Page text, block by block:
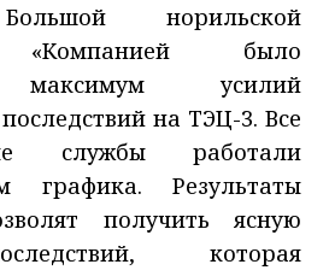
норильской
«Компанией было
максимум усилий
на ТЭЦ-3. Все
службы работали
графика. Результаты
получить ясную
которая